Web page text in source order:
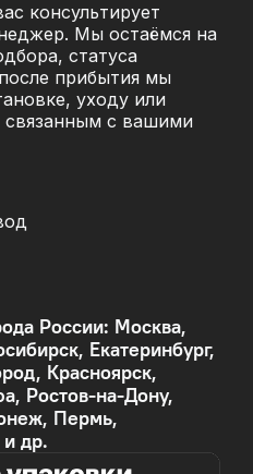
консультирует
Мы остаёмся на
статуса
прибытия мы
уходу или
с вашими
России: Москва,
Екатеринбург,
Красноярск,
Ростов-на-Дону,
Пермь,
др.